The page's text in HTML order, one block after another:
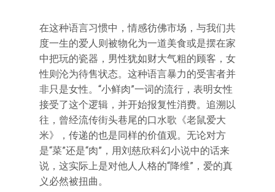
在这种语言习惯中，情感彷佛市场，与我们共
度一生的爱人则被物化为一道美食或是摆在家
中把玩的瓷器，男性犹如财大气粗的顾客，女
性则沦为待售状态。这种语言暴力的受害者并
非只是女性。“小鲜肉”一词的流行，表明女性
接受了这个逻辑，并开始报复性消费。追溯以
往，曾经流传街头巷尾的口水歌《老鼠爱大
米》，传递的也是同样的价值观。无论对方
是“菜”还是“肉”，用刘慈欣科幻小说中的话来
说，这实际上是对他人人格的“降维”，爱的真
义必然被扭曲。